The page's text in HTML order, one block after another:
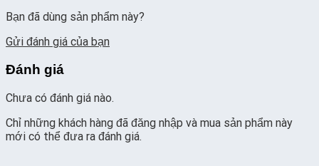
Bạn đã dùng sản phẩm này?
Gửi đánh giá của bạn
Đánh giá
Chưa có đánh giá nào.
Chỉ những khách hàng đã đăng nhập và mua sản phẩm này
mới có thể đưa ra đánh giá.